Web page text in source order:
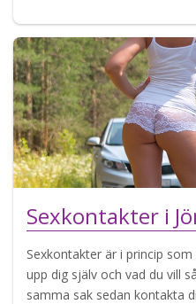
Sexkontakter i
Sexkontakter är i princip
upp dig själv och vad du vill
samma sak sedan kontakta